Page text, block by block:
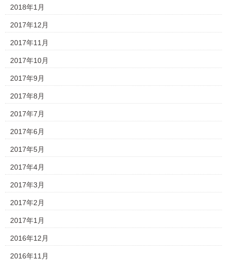
2018年1月
2017年12月
2017年11月
2017年10月
2017年9月
2017年8月
2017年7月
2017年6月
2017年5月
2017年4月
2017年3月
2017年2月
2017年1月
2016年12月
2016年11月